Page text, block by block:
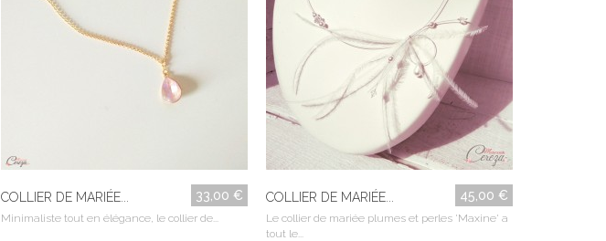
COLLIER DE MARIÉE... 33,00 €
Minimaliste tout en élégance, le collier de...
COLLIER DE MARIÉE... 45,00 €
Le collier de mariée plumes et perles 'Maxine' a
tout le...